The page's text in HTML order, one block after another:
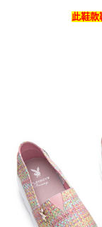
此鞋款